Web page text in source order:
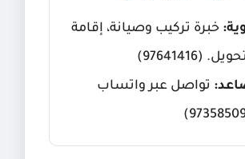
خبرة تركيب وصيانة، إقامة
(97641416)
تواصل عبر واتساب